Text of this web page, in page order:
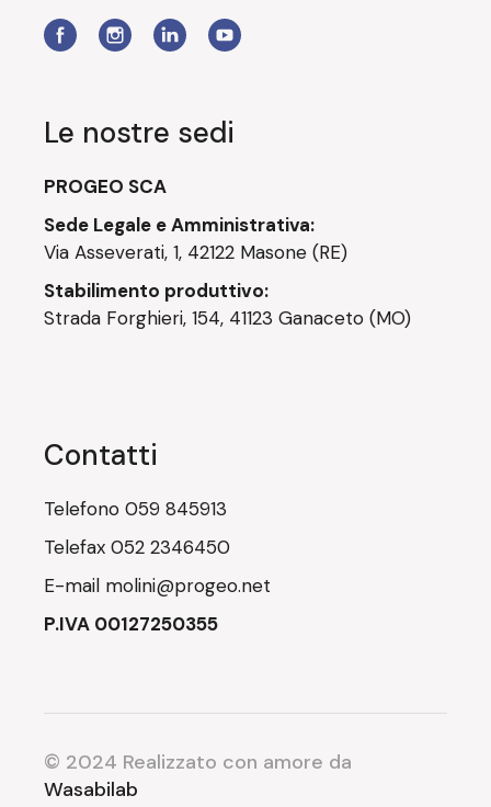
Le nostre sedi
PROGEO SCA
Sede Legale e Amministrativa:
Via Asseverati, 1, 42122 Masone (RE)
Stabilimento produttivo:
Strada Forghieri, 154, 41123 Ganaceto (MO)
Contatti
Telefono059 845913
Telefax052 2346450
E-mail molini@progeo.net
P.IVA 00127250355
© 2024 Realizzato con amore da
Wasabilab